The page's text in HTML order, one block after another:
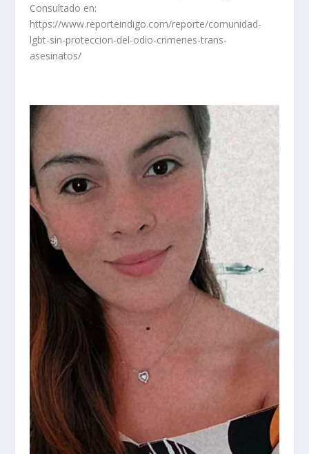
Consultado en:
https://www.reporteindigo.com/reporte/comunidad-
lgbt-sin-proteccion-del-odio-crimenes-trans-
asesinatos/